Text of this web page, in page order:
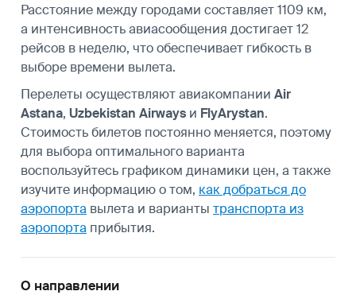
Расстояние между городами составляет 1109 км,
а интенсивность авиасообщения достигает 12
рейсов в неделю, что обеспечивает гибкость в
выборе времени вылета.
Перелеты осуществляют авиакомпании Air
Astana, Uzbekistan Airways и FlyArystan.
Стоимость билетов постоянно меняется, поэтому
для выбора оптимального варианта
воспользуйтесь графиком динамики цен, а также
изучите информацию о том, как добраться до
аэропорта вылета и варианты транспорта из
аэропорта прибытия.
О направлении